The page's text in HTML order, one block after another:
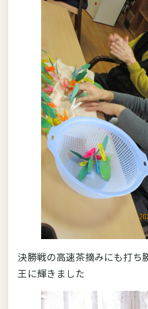
決勝戦の高速茶摘みにも打ち
王に輝きました